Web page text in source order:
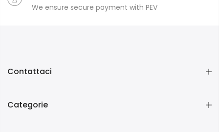
We ensure secure payment with PEV
Contattaci
Categorie